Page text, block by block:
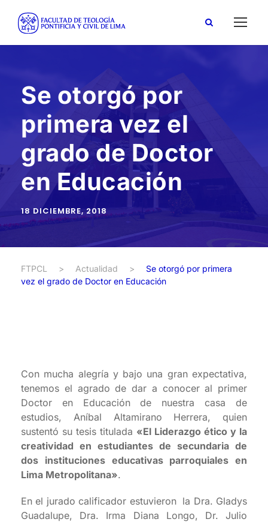
Se otorgó por
primera vez el
grado de Doctor
en Educación
18 DICIEMBRE, 2018
FTPCL > Actualidad >
Se otorgó por primera
vez el grado de Doctor en Educación
Con mucha alegría y bajo una gran expectativa,
tenemos el agrado de dar a conocer al primer
Doctor en Educación de nuestra casa de
estudios, Aníbal Altamirano Herrera, quien
sustentó su tesis titulada «El Liderazgo ético y la
creatividad en estudiantes de secundaria de
dos instituciones educativas parroquiales en
Lima Metropolitana».
En el jurado calificador estuvieron la Dra. Gladys
Guadalupe, Dra. Irma Diana Longo, Dr. Julio